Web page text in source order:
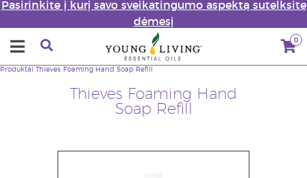
Pasirinkite į kurį savo sveikatingumo aspektą sutelksite
dėmesį
0
Thieves Foaming Hand
Soap Refill
Produktai Thieves Foaming Hand Soap Refill